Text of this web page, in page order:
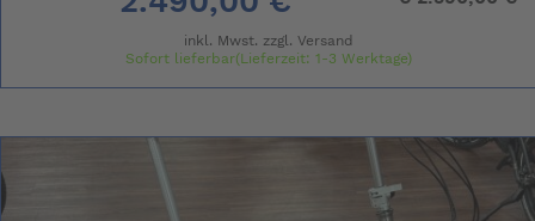
inkl. Mwst. zzgl. Versand
Sofort lieferbar(Lieferzeit: 1-3 Werktage)